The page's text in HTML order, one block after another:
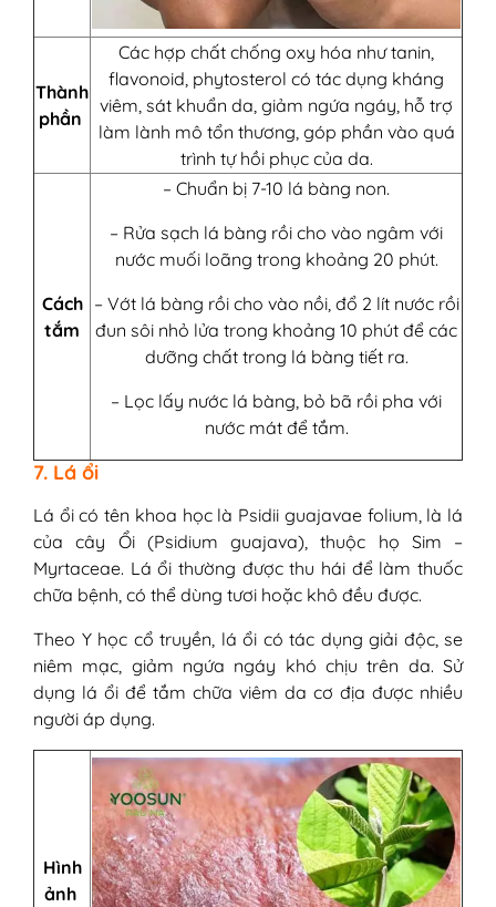
Thành
phần
Các hợp chất chống oxy hóa như tanin,
flavonoid, phytosterol có tác dụng kháng
viêm, sát khuẩn da, giảm ngứa ngáy, hỗ trợ
làm lành mô tổn thương, góp phần vào quá
trình tự hồi phục của da.
Cách
tắm
– Chuẩn bị 7-10 lá bàng non.
– Rửa sạch lá bàng rồi cho vào ngâm với
nước muối loãng trong khoảng 20 phút.
– Vớt lá bàng rồi cho vào nồi, đổ 2 lít nước rồi
đun sôi nhỏ lửa trong khoảng 10 phút để các
dưỡng chất trong lá bàng tiết ra.
– Lọc lấy nước lá bàng, bỏ bã rồi pha với
nước mát để tắm.
7. Lá ổi
Lá ổi có tên khoa học là Psidii guajavae folium, là lá
của cây Ổi (Psidium guajava), thuộc họ Sim –
Myrtaceae. Lá ổi thường được thu hái để làm thuốc
chữa bệnh, có thể dùng tươi hoặc khô đều được.
Theo Y học cổ truyền, lá ổi có tác dụng giải độc, se
niêm mạc, giảm ngứa ngáy khó chịu trên da. Sử
dụng lá ổi để tắm chữa viêm da cơ địa được nhiều
người áp dụng.
Hình
ảnh